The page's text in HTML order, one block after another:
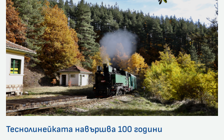
Теснолинейката навършва 100 години